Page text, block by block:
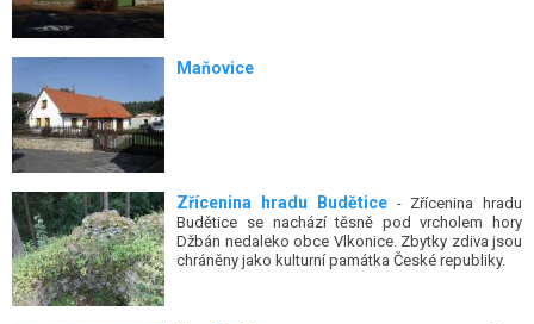
Maňovice
Zřícenina hradu Budětice- Zřícenina hradu
Budětice se nachází těsně pod vrcholem hory
Džbán nedaleko obce Vlkonice. Zbytky zdiva jsou
chráněny jako kulturní památka České republiky.